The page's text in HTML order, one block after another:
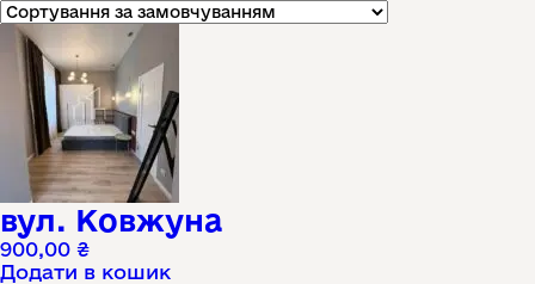
вул. Ковжуна
900,00 ₴
Додати в кошик